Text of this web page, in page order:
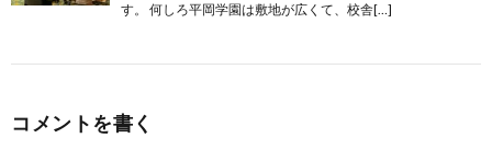
す。 何しろ平岡学園は敷地が広くて、校舎[…]
コメントを書く